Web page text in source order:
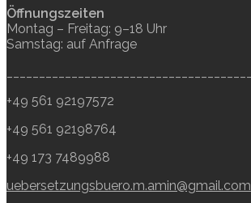
Öffnungszeiten
Montag – Freitag: 9–18 Uhr
Samstag: auf Anfrage
+49 561 92197572
+49 561 92198764
+49 173 7489988
uebersetzungsbuero.m.amin@gmail.com